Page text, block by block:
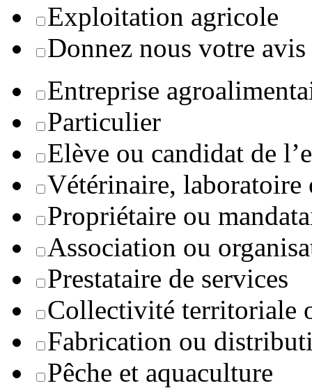
Exploitation agricole
Donnez nous votre avis
Entreprise
Particulier
Elève ou candidat de
Vétérinaire, laboratoire
Propriétaire ou
Association ou
Prestataire de services
Collectivité territoriale
Fabrication ou
Pêche et aquaculture